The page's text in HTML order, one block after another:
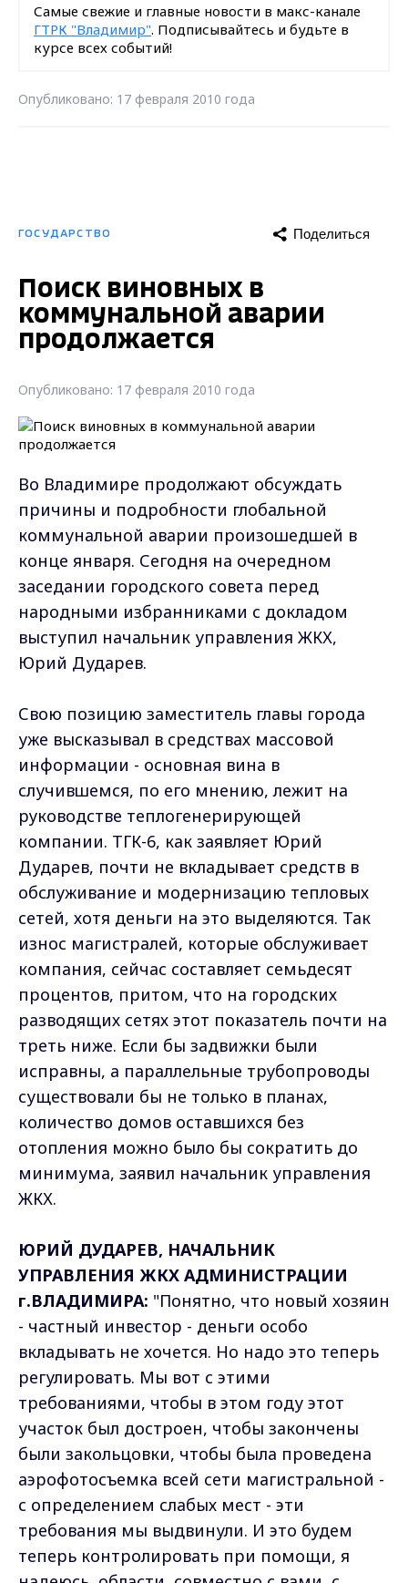
Самые свежие и главные новости в макс-канале
ГТРК "Владимир". Подписывайтесь и будьте в
курсе всех событий!
Опубликовано: 17 февраля 2010 года
ГОСУДАРСТВО Поделиться
Поиск виновных в
коммунальной аварии
продолжается
Опубликовано: 17 февраля 2010 года
Во Владимире продолжают обсуждать
причины и подробности глобальной
коммунальной аварии произошедшей в
конце января. Сегодня на очередном
заседании городского совета перед
народными избранниками с докладом
выступил начальник управления ЖКХ,
Юрий Дударев.
Свою позицию заместитель главы города
уже высказывал в средствах массовой
информации - основная вина в
случившемся, по его мнению, лежит на
руководстве теплогенерирующей
компании. ТГК-6, как заявляет Юрий
Дударев, почти не вкладывает средств в
обслуживание и модернизацию тепловых
сетей, хотя деньги на это выделяются. Так
износ магистралей, которые обслуживает
компания, сейчас составляет семьдесят
процентов, притом, что на городских
разводящих сетях этот показатель почти на
треть ниже. Если бы задвижки были
исправны, а параллельные трубопроводы
существовали бы не только в планах,
количество домов оставшихся без
отопления можно было бы сократить до
минимума, заявил начальник управления
ЖКХ.
ЮРИЙ ДУДАРЕВ, НАЧАЛЬНИК
УПРАВЛЕНИЯ ЖКХ АДМИНИСТРАЦИИ
г.ВЛАДИМИРА: "Понятно, что новый хозяин
- частный инвестор - деньги особо
вкладывать не хочется. Но надо это теперь
регулировать. Мы вот с этими
требованиями, чтобы в этом году этот
участок был достроен, чтобы закончены
были закольцовки, чтобы была проведена
аэрофотосъемка всей сети магистральной -
с определением слабых мест - эти
требования мы выдвинули. И это будем
теперь контролировать при помощи, я